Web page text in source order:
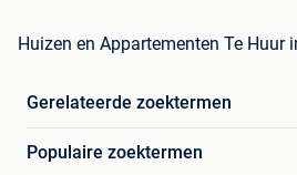
Huizen en Appartementen Te Huur
Gerelateerde zoektermen
Populaire zoektermen